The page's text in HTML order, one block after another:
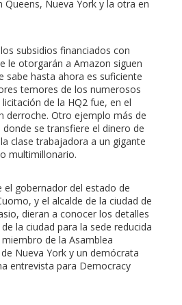
Queens, Nueva York y la otra en
subsidios financiados con
le otorgarán a Amazon siguen
sabe hasta ahora es suficiente
temores de los numerosos
de la HQ2 fue, en el
derroche. Otro ejemplo más de
se transfiere el dinero de
clase trabajadora a un gigante
multimillonario.
el gobernador del estado de
y el alcalde de la ciudad de
dieran a conocer los detalles
la ciudad para la sede reducida
de la Asamblea
Nueva York y un demócrata
entrevista para Democracy